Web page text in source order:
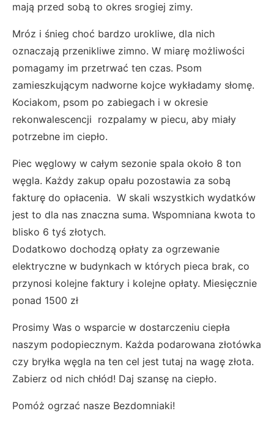
mają przed sobą to okres srogiej zimy.
Mróz i śnieg choć bardzo urokliwe, dla nich
oznaczają przenikliwe zimno. W miarę możliwości
pomagamy im przetrwać ten czas. Psom
zamieszkującym nadworne kojce wykładamy słomę.
Kociakom, psom po zabiegach i w okresie
rekonwalescencji rozpalamy w piecu, aby miały
potrzebne im ciepło.
Piec węglowy w całym sezonie spala około 8 ton
węgla. Każdy zakup opału pozostawia za sobą
fakturę do opłacenia. W skali wszystkich wydatków
jest to dla nas znaczna suma. Wspomniana kwota to
blisko 6 tyś złotych.
Dodatkowo dochodzą opłaty za ogrzewanie
elektryczne w budynkach w których pieca brak, co
przynosi kolejne faktury i kolejne opłaty. Miesięcznie
ponad 1500 zł
Prosimy Was o wsparcie w dostarczeniu ciepła
naszym podopiecznym. Każda podarowana złotówka
czy bryłka węgla na ten cel jest tutaj na wagę złota.
Zabierz od nich chłód! Daj szansę na ciepło.
Pomóż ogrzać nasze Bezdomniaki!